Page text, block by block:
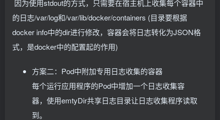
​ 因为使用stdout的方式，只需要在宿主机上收集每个容器中
的日志/var/log和/var/lib/docker/containers (目录要根据
docker info中的dir进行修改，容器会将日志转化为JSON格
式，是docker中的配置起的作用)
方案二：Pod中附加专用日志收集的容器
每个运行应用程序的Pod中增加一个日志收集容
器，使用emtyDir共享日志目录让日志收集程序读取
到。